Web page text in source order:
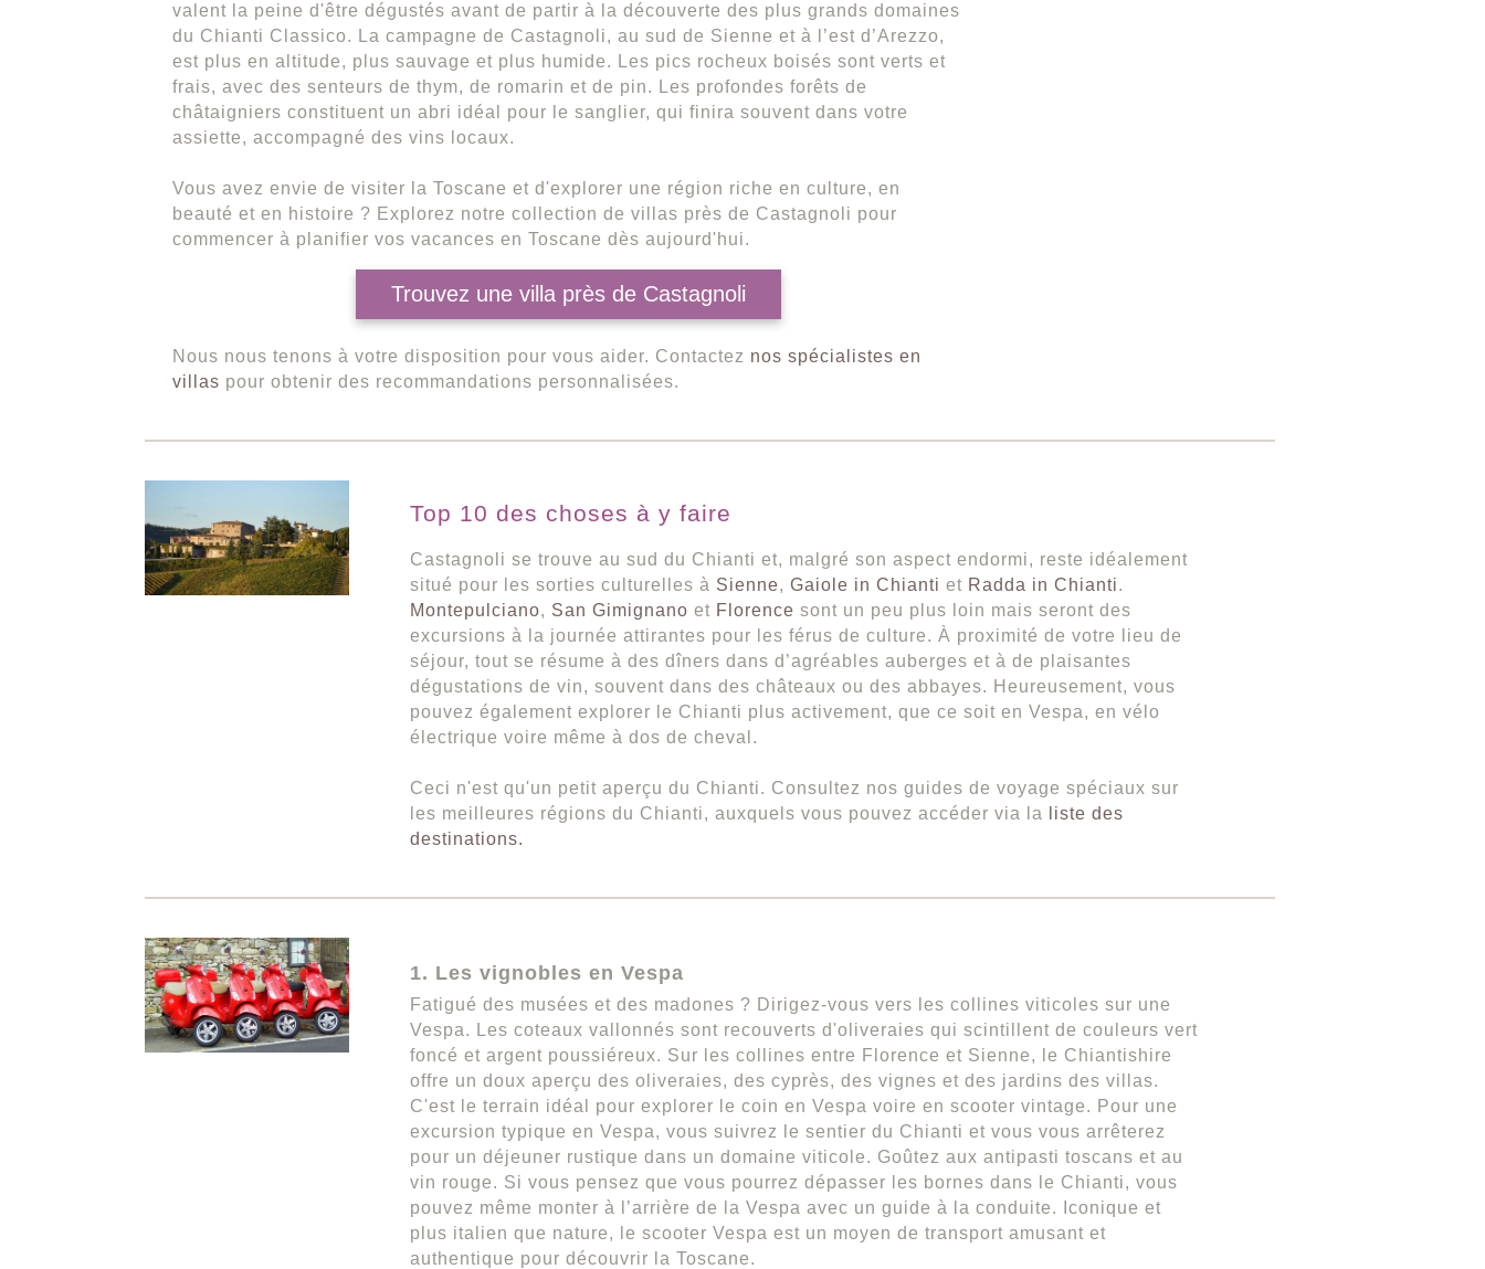
valent la peine d'être dégustés avant de partir à la découverte des plus grands domaines
du Chianti Classico. La campagne de Castagnoli, au sud de Sienne et à l’est d’Arezzo,
est plus en altitude, plus sauvage et plus humide. Les pics rocheux boisés sont verts et
frais, avec des senteurs de thym, de romarin et de pin. Les profondes forêts de
châtaigniers constituent un abri idéal pour le sanglier, qui finira souvent dans votre
assiette, accompagné des vins locaux.
Vous avez envie de visiter la Toscane et d'explorer une région riche en culture, en
beauté et en histoire ? Explorez notre collection de villas près de Castagnoli pour
commencer à planifier vos vacances en Toscane dès aujourd'hui.
Trouvez une villa près de Castagnoli
Nous nous tenons à votre disposition pour vous aider. Contactez nos spécialistes en
villas pour obtenir des recommandations personnalisées.
Top 10 des choses à y faire
Castagnoli se trouve au sud du Chianti et, malgré son aspect endormi, reste idéalement
situé pour les sorties culturelles à Sienne, Gaiole in Chianti et Radda in Chianti.
Montepulciano, San Gimignano et Florence sont un peu plus loin mais seront des
excursions à la journée attirantes pour les férus de culture. À proximité de votre lieu de
séjour, tout se résume à des dîners dans d’agréables auberges et à de plaisantes
dégustations de vin, souvent dans des châteaux ou des abbayes. Heureusement, vous
pouvez également explorer le Chianti plus activement, que ce soit en Vespa, en vélo
électrique voire même à dos de cheval.
Ceci n'est qu'un petit aperçu du Chianti. Consultez nos guides de voyage spéciaux sur
les meilleures régions du Chianti, auxquels vous pouvez accéder via la
liste des
destinations.
1. Les vignobles en Vespa
Fatigué des musées et des madones ? Dirigez-vous vers les collines viticoles sur une
Vespa. Les coteaux vallonnés sont recouverts d'oliveraies qui scintillent de couleurs vert
foncé et argent poussiéreux. Sur les collines entre Florence et Sienne, le Chiantishire
offre un doux aperçu des oliveraies, des cyprès, des vignes et des jardins des villas.
C'est le terrain idéal pour explorer le coin en Vespa voire en scooter vintage. Pour une
excursion typique en Vespa, vous suivrez le sentier du Chianti et vous vous arrêterez
pour un déjeuner rustique dans un domaine viticole. Goûtez aux antipasti toscans et au
vin rouge. Si vous pensez que vous pourrez dépasser les bornes dans le Chianti, vous
pouvez même monter à l’arrière de la Vespa avec un guide à la conduite. Iconique et
plus italien que nature, le scooter Vespa est un moyen de transport amusant et
authentique pour découvrir la Toscane.